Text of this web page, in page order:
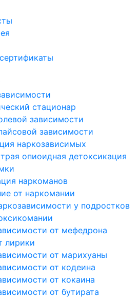
стационар
зависимости
зависимости
наркозависимых
опиоидная детоксикация
наркоманов
от наркомании
у подростков
от мефедрона
лирики
от марихуаны
от кодеина
от кокаина
от бутирата